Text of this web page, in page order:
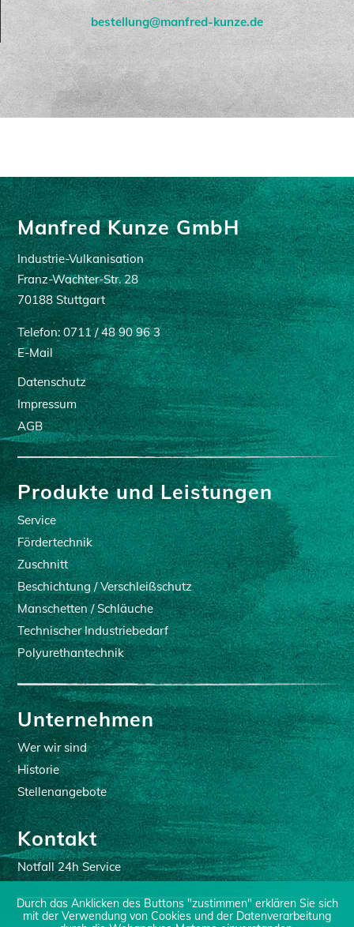
Durch das Anklicken des Buttons "zustimmen" erklären Sie sich
mit der Verwendung von Cookies und der Datenverarbeitung
bestellung@manfred-kunze.de
Manfred Kunze GmbH
Industrie-Vulkanisation
Franz-Wachter-Str. 28
70188 Stuttgart
Telefon:0711 / 48 90 96 3
E-Mail
Datenschutz
Impressum
AGB
Produkte und Leistungen
Service
Fördertechnik
Zuschnitt
Beschichtung / Verschleißschutz
Manschetten / Schläuche
Technischer Industriebedarf
Polyurethantechnik
Unternehmen
Wer wir sind
Historie
Stellenangebote
Kontakt
Notfall 24h Service